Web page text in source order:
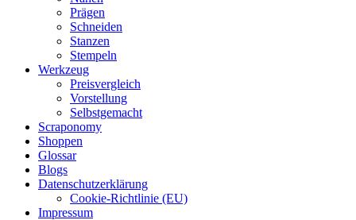
Prägen
Schneiden
Stanzen
Stempeln
Werkzeug
Preisvergleich
Vorstellung
Selbstgemacht
Scraponomy
Shoppen
Glossar
Blogs
Datenschutzerklärung
Cookie-Richtlinie (EU)
Impressum